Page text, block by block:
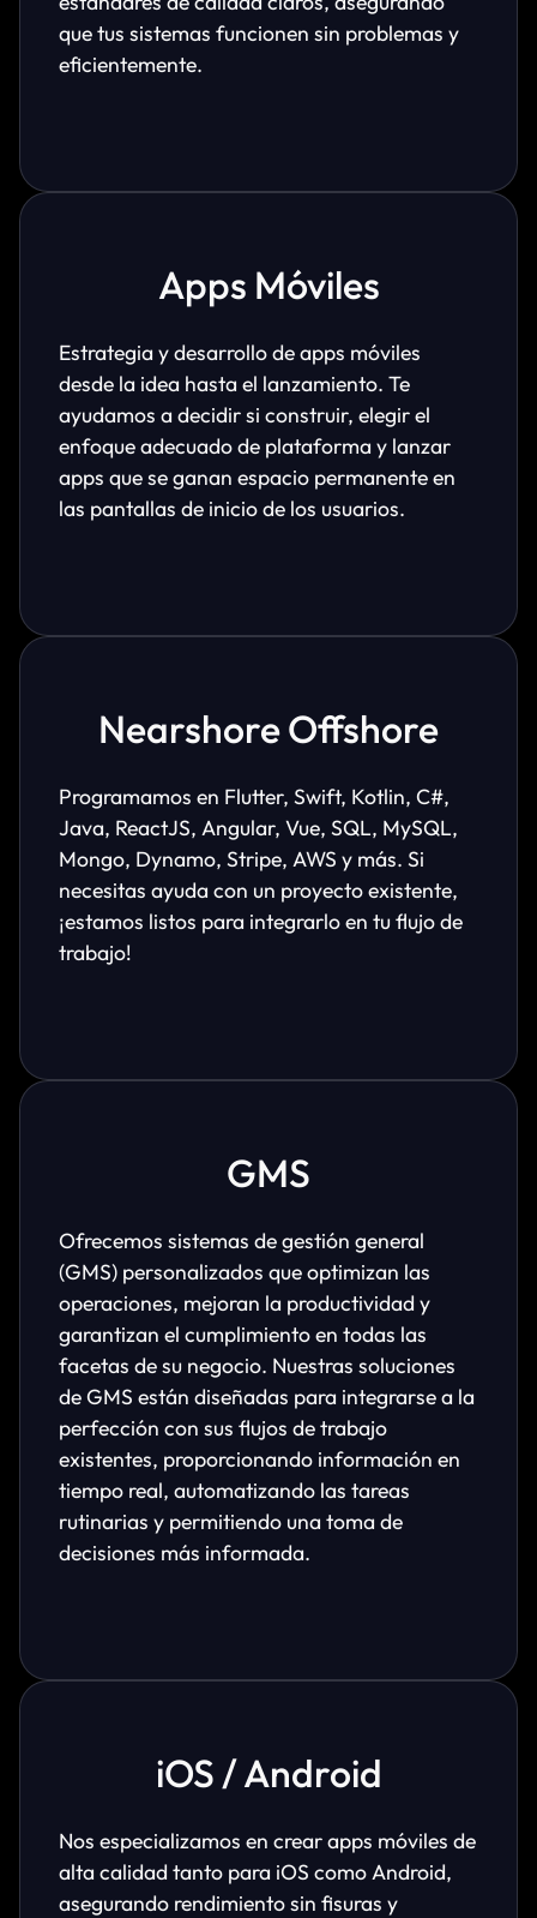
que tus sistemas funcionen sin problemas y
eficientemente.
Apps Móviles
Estrategia y desarrollo de apps móviles
desde la idea hasta el lanzamiento. Te
ayudamos a decidir si construir, elegir el
enfoque adecuado de plataforma y lanzar
apps que se ganan espacio permanente en
las pantallas de inicio de los usuarios.
Nearshore Offshore
Programamos en Flutter, Swift, Kotlin, C#,
Java, ReactJS, Angular, Vue, SQL, MySQL,
Mongo, Dynamo, Stripe, AWS y más. Si
necesitas ayuda con un proyecto existente,
¡estamos listos para integrarlo en tu flujo de
trabajo!
GMS
Ofrecemos sistemas de gestión general
(GMS) personalizados que optimizan las
operaciones, mejoran la productividad y
garantizan el cumplimiento en todas las
facetas de su negocio. Nuestras soluciones
de GMS están diseñadas para integrarse a la
perfección con sus flujos de trabajo
existentes, proporcionando información en
tiempo real, automatizando las tareas
rutinarias y permitiendo una toma de
decisiones más informada.
iOS / Android
Nos especializamos en crear apps móviles de
alta calidad tanto para iOS como Android,
asegurando rendimiento sin fisuras y